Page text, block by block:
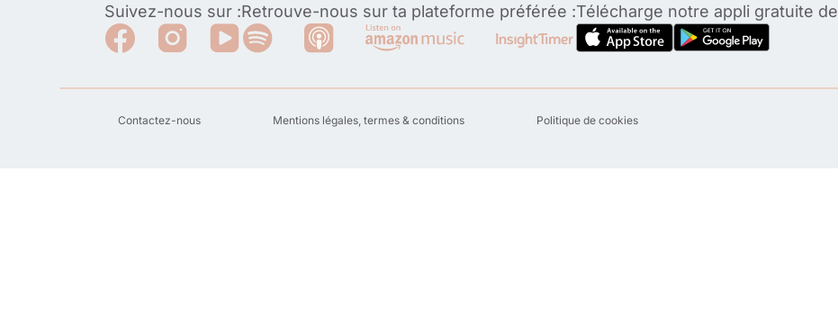
Suivez-nous sur :Retrouve-nous sur ta plateforme préférée :Télécharge notre appli gratuite de
Contactez-nous Mentions légales, termes & conditions Politique de cookies